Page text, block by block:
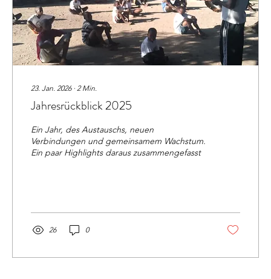
23. Jan. 2026∙ 2 Min.
Jahresrückblick 2025
Ein Jahr, des Austauschs, neuen
Verbindungen und gemeinsamem Wachstum.
Ein paar Highlights daraus zusammengefasst
26 0